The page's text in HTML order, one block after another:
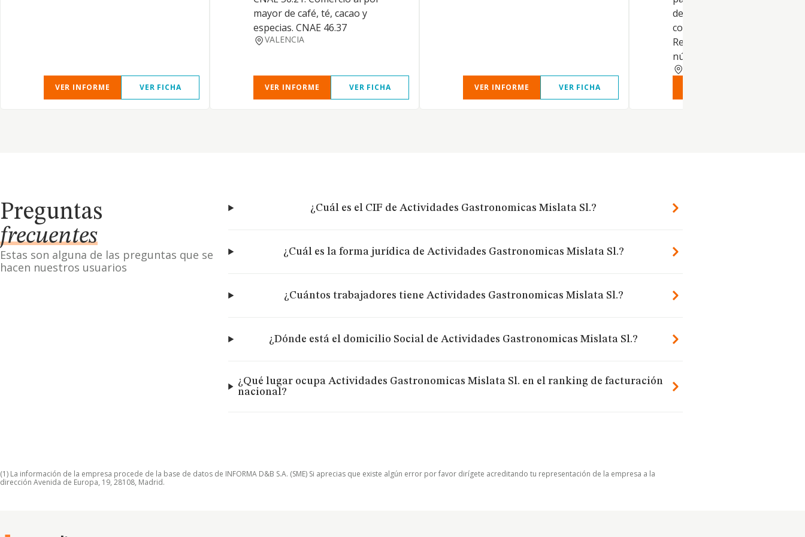
VER INFORME VER FICHA
mayor de café, té, cacao y
especias. CNAE 46.37
VALENCIA
VER INFORME VER FICHA VER INFORME VER FICHA
del establecimiento (se
corresponde con el epígrafe
Restaurantes que constituye
núm
Preguntas
frecuentes
Estas son alguna de las preguntas que se
hacen nuestros usuarios
¿Cuál es el CIF de Actividades Gastronomicas Mislata Sl.?
¿Cuál es la forma jurídica de Actividades Gastronomicas Mislata Sl.?
¿Cuántos trabajadores tiene Actividades Gastronomicas Mislata Sl.?
¿Dónde está el domicilio Social de Actividades Gastronomicas Mislata Sl.?
¿Qué lugar ocupa Actividades Gastronomicas Mislata Sl. en el ranking de facturación
nacional?
(1) La información de la empresa procede de la base de datos de INFORMA D&B S.A. (SME) Si aprecias que existe algún error por favor dirígete acreditando tu representación de la empresa a la
dirección Avenida de Europa, 19, 28108, Madrid.